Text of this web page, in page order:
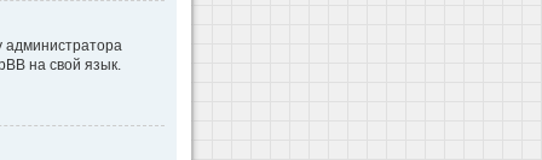
администратора
на свой язык.